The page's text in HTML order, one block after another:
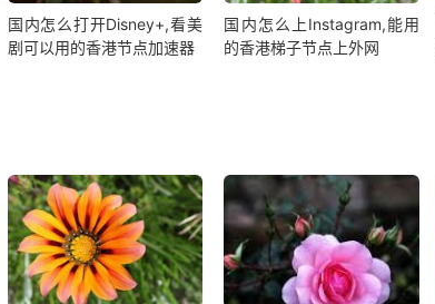
国内怎么打开Disney+,看美
剧可以用的香港节点加速器
国内怎么上Instagram,能用
的香港梯子节点上外网